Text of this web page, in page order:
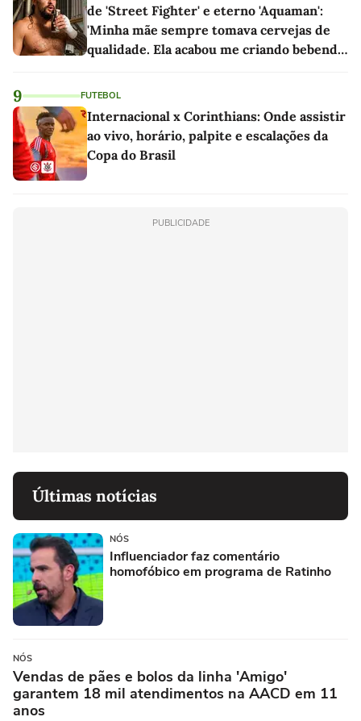
de 'Street Fighter' e eterno 'Aquaman':
'Minha mãe sempre tomava cervejas de
qualidade. Ela acabou me criando bebendo
9 FUTEBOL
Internacional x Corinthians: Onde assistir
ao vivo, horário, palpite e escalações da
Copa do Brasil
PUBLICIDADE
Últimas notícias
NÓS
Influenciador faz comentário
homofóbico em programa de Ratinho
NÓS
Vendas de pães e bolos da linha 'Amigo'
garantem 18 mil atendimentos na AACD em 11
anos